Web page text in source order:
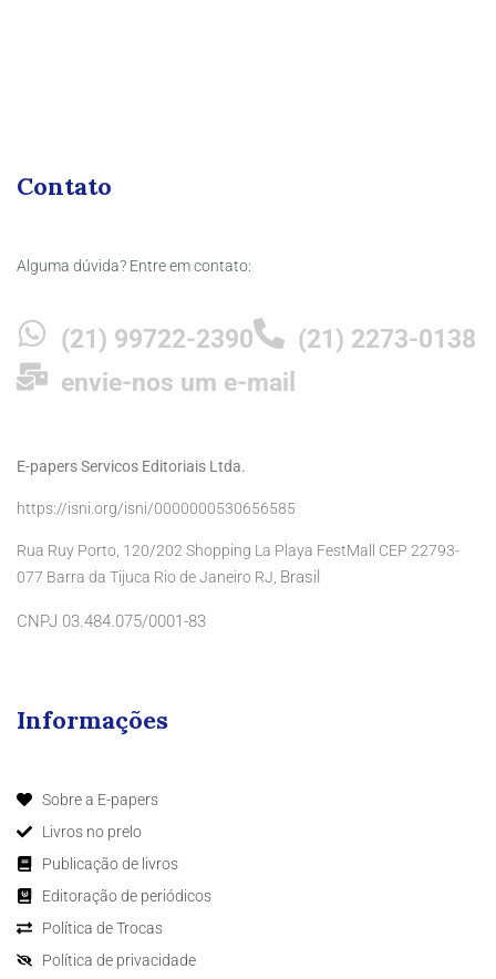
Contato
Alguma dúvida? Entre em contato:
(21) 99722-2390
(21) 2273-0138
envie-nos um e-mail
E-papers Servicos Editoriais Ltda.
https://isni.org/isni/0000000530656585
Rua Ruy Porto, 120/202 Shopping La Playa FestMall CEP 22793-
077 Barra da Tijuca Rio de Janeiro RJ, Brasil
CNPJ 03.484.075/0001-83
Informações
Sobre a E-papers
Livros no prelo
Publicação de livros
Editoração de periódicos
Política de Trocas
Política de privacidade